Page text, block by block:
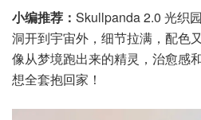
小编推荐： Skullpanda 2.0 光织
洞开到宇宙外，细节拉满，配色
像从梦境跑出来的精灵，治愈感
想全套抱回家！